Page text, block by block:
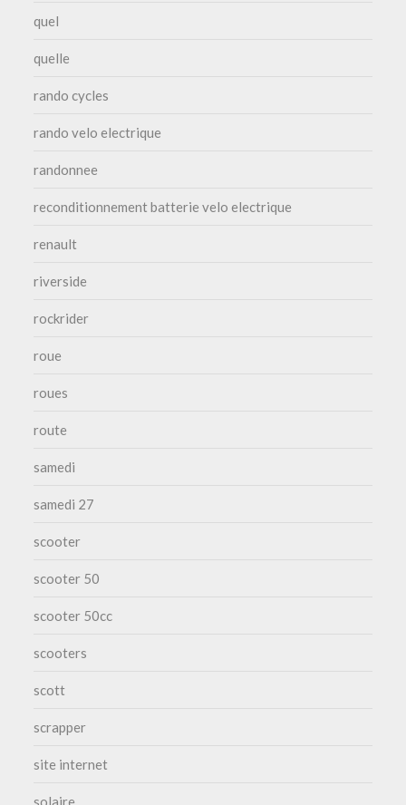
quel
quelle
rando cycles
rando velo electrique
randonnee
reconditionnement batterie velo electrique
renault
riverside
rockrider
roue
roues
route
samedi
samedi 27
scooter
scooter 50
scooter 50cc
scooters
scott
scrapper
site internet
solaire